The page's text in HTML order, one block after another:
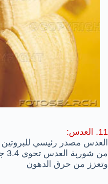
11. العدس:
العدس مصدر رئيسي
وتعزز من حرق الدهون